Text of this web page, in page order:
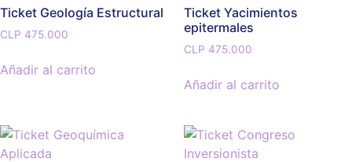
Ticket Geología Estructural
CLP 475.000
Añadir al carrito
Ticket Yacimientos
epitermales
CLP 475.000
Añadir al carrito